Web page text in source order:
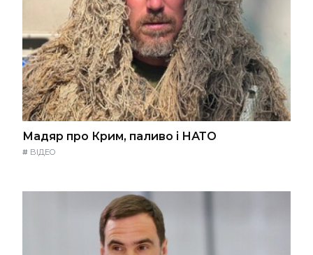
Мадяр про Крим, паливо і НАТО
# ВІДЕО